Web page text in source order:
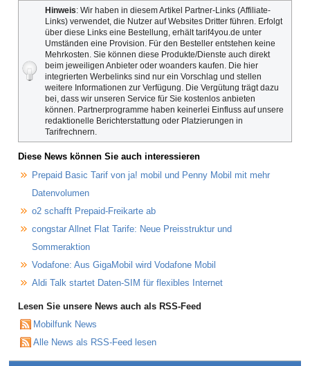
Hinweis: Wir haben in diesem Artikel Partner-Links (Affiliate-
Links) verwendet, die Nutzer auf Websites Dritter führen. Erfolgt
über diese Links eine Bestellung, erhält tarif4you.de unter
Umständen eine Provision. Für den Besteller entstehen keine
Mehrkosten. Sie können diese Produkte/Dienste auch direkt
beim jeweiligen Anbieter oder woanders kaufen. Die hier
integrierten Werbelinks sind nur ein Vorschlag und stellen
weitere Informationen zur Verfügung. Die Vergütung trägt dazu
bei, dass wir unseren Service für Sie kostenlos anbieten
können. Partnerprogramme haben keinerlei Einfluss auf unsere
redaktionelle Berichterstattung oder Platzierungen in
Tarifrechnern.
Diese News können Sie auch interessieren
Prepaid Basic Tarif von ja! mobil und Penny Mobil mit mehr
Datenvolumen
o2 schafft Prepaid-Freikarte ab
congstar Allnet Flat Tarife: Neue Preisstruktur und
Sommeraktion
Vodafone: Aus GigaMobil wird Vodafone Mobil
Aldi Talk startet Daten-SIM für flexibles Internet
Lesen Sie unsere News auch als RSS-Feed
Mobilfunk News
Alle News als RSS-Feed lesen